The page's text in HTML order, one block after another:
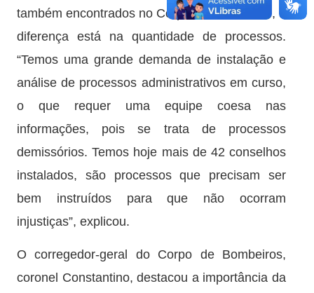
também encontrados no Corpo de Bombeiros, a
diferença está na quantidade de processos.
“Temos uma grande demanda de instalação e
análise de processos administrativos em curso,
o que requer uma equipe coesa nas
informações, pois se trata de processos
demissórios. Temos hoje mais de 42 conselhos
instalados, são processos que precisam ser
bem instruídos para que não ocorram
injustiças”, explicou.
O corregedor-geral do Corpo de Bombeiros,
coronel Constantino, destacou a importância da